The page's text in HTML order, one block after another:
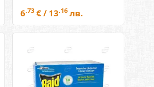
6.73 € / 13.16 лв.